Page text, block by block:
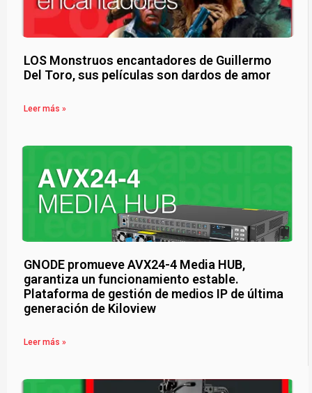
LOS Monstruos encantadores de Guillermo
Del Toro, sus películas son dardos de amor
Leer más »
GNODE promueve AVX24-4 Media HUB,
garantiza un funcionamiento estable.
Plataforma de gestión de medios IP de última
generación de Kiloview
Leer más »